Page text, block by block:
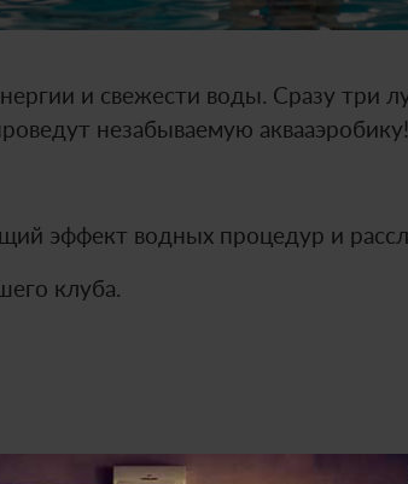
и свежести воды. Сразу
незабываемую аквааэробику!
эффект водных процедур и
клуба.